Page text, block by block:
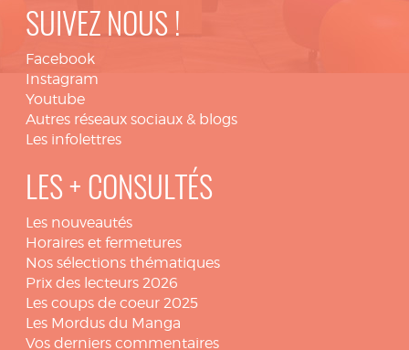
SUIVEZ NOUS !
Facebook
Instagram
Youtube
Autres réseaux sociaux & blogs
Les infolettres
LES + CONSULTÉS
Les nouveautés
Horaires et fermetures
Nos sélections thématiques
Prix des lecteurs 2026
Les coups de coeur 2025
Les Mordus du Manga
Vos derniers commentaires